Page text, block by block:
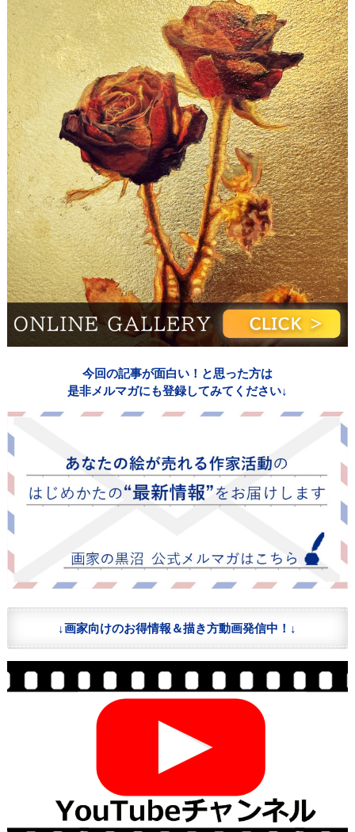
今回の記事が面白い！と思った方は
是非メルマガにも登録してみてください↓
↓画家向けのお得情報＆描き方動画発信中！↓